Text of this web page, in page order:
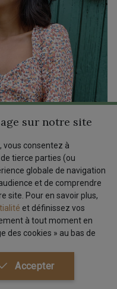
sur notre site
vous consentez à
tierce parties (ou
globale de navigation
et de comprendre
site. Pour en savoir plus,
et définissez vos
à tout moment en
des cookies » au bas de
Accepter